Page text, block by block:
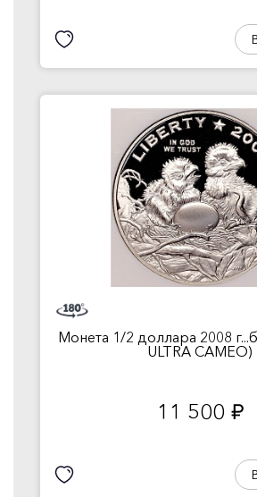
Монета 1/2 доллара 2008
ULTRA CAMEO)
11 500 руб.